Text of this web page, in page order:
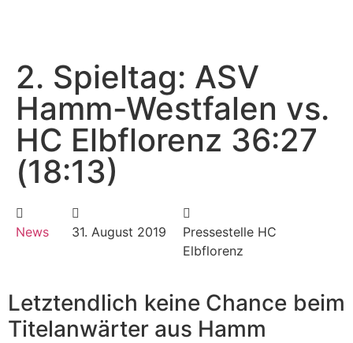
2. Spieltag: ASV
Hamm-Westfalen vs.
HC Elbflorenz 36:27
(18:13)
News 31. August 2019
Pressestelle HC
Elbflorenz
Letztendlich keine Chance beim
Titelanwärter aus Hamm